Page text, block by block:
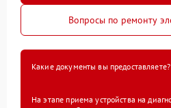
Вопросы по ремонту
Какие документы вы предоставляете?
На этапе приема устройства на